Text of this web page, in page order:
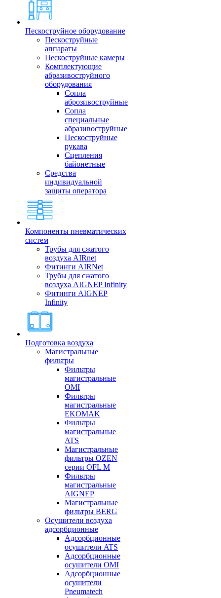
Пескоструйное оборудование
Пескоструйные
аппараты
Пескоструйные камеры
Комплектующие
абразивоструйного
оборудования
Сопла
аброзивоструйные
Сопла
специальные
абразивоструйные
Пескоструйные
рукава
Сцепления
байонетные
Средства
индивидуальной
защиты оператора
Компоненты пневматических
систем
Трубы для сжатого
воздуха AIRnet
Фитинги AIRNet
Трубы для сжатого
воздуха AIGNEP Infinity
Фитинги AIGNEP
Infinity
Подготовка воздуха
Магистральные
фильтры
Фильтры
магистральные
OMI
Фильтры
магистральные
EKOMAK
Фильтры
магистральные
ATS
Магистральные
фильтры OZEN
серии OFL M
Фильтры
магистральные
AIGNEP
Магистральные
фильтры BERG
Осушители воздуха
адсорбционные
Адсорбционные
осушители ATS
Адсорбционные
осушители OMI
Адсорбционные
осушители
Pneumatech